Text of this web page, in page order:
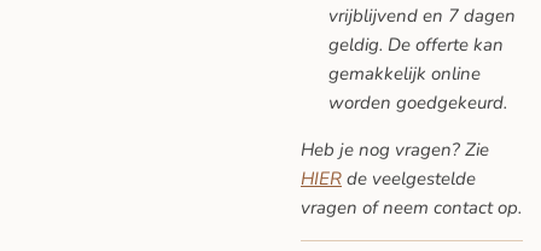
vrijblijvend en 7 dagen
geldig. De offerte kan
gemakkelijk online
worden goedgekeurd.
Heb je nog vragen? Zie
HIER de veelgestelde
vragen of neem contact op.